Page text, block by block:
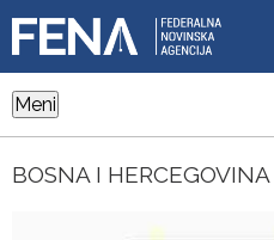
Meni
BOSNA I HERCEGOVINA